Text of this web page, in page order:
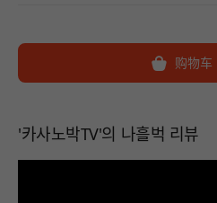
购物车
'카사노박TV'의 나흘벅 리뷰